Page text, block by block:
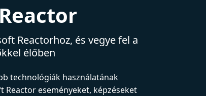
Reactorhoz, és vegye fel a
élőben
technológiák használatának
Reactor eseményeket, képzéseket